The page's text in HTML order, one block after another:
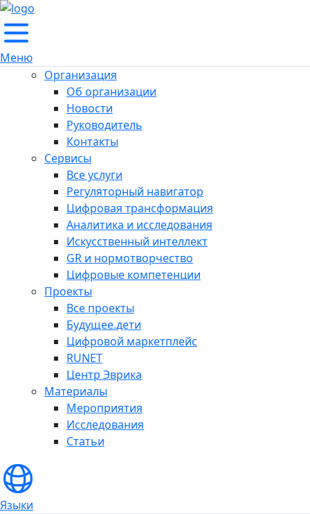
Меню
Организация
Об организации
Новости
Руководитель
Контакты
Сервисы
Все услуги
Регуляторный навигатор
Цифровая трансформация
Аналитика и исследования
Искусственный интеллект
GR и нормотворчество
Цифровые компетенции
Проекты
Все проекты
Будущее.дети
Цифровой маркетплейс
RUNET
Центр Эврика
Материалы
Мероприятия
Исследования
Статьи
Языки